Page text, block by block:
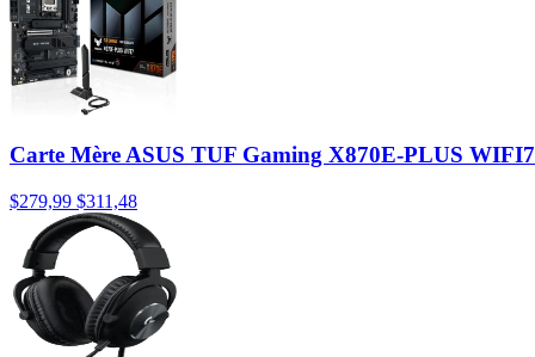
Carte Mère ASUS TUF Gaming X870E-PLUS
$279,99 $311,48